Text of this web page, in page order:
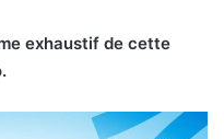
exhaustif de cette